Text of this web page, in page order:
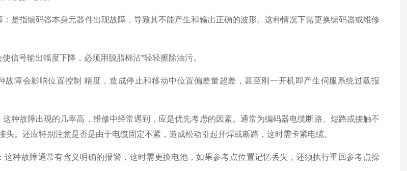
指编码器本身元器件出现故障，导致其不能产生和输出正确的波形。这种情况下需更换编码器或维修
号输出幅度下降，必须用脱脂棉沾*轻轻擦除油污。
障会影响位置控制 精度，造成停止和移动中位置偏差量超差，甚至刚一开机即产生伺服系统过载报
故障出现的几率高，维修中经常遇到，应是优先考虑的因素。通常为编码器电缆断路、短路或接触不
头。还应特别注意是否是由于电缆固定不紧，造成松动引起开焊或断路，这时需卡紧电缆。
故障通常有含义明确的报警，这时需更换电池，如果参考点位置记忆丢失，还须执行重回参考点操